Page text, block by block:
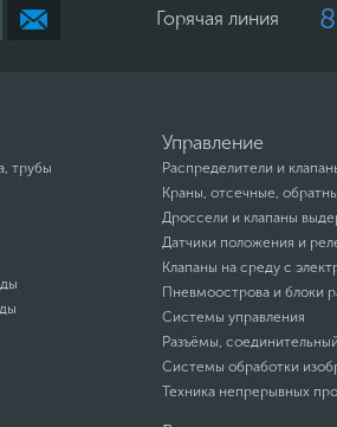
Горячая линия
трубы
Управление
Распределители и
Краны, отсечные,
Дроссели и клапаны
Датчики положения и
Клапаны на среду с
Пневмоострова и блоки
Системы управления
Разъёмы,
Системы обработки
Техника непрерывных